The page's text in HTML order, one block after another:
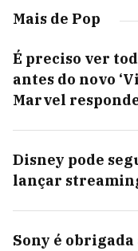
Mais de Pop
É preciso ver
antes do novo
Marvel
Disney pode
lançar
Sony é